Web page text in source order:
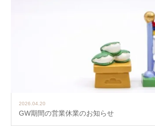
2026.04.20
GW期間の営業休業のお知らせ